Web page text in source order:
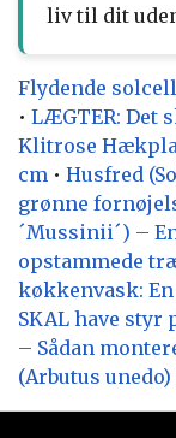
liv til dit
Flydende
• LÆGTER: Det
Klitrose
cm • Husfred
grønne
´Mussinii´) –
opstammede
køkkenvask:
SKAL have styr
– Sådan
(Arbutus unedo)